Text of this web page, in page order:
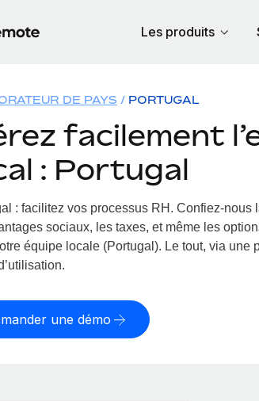
Les produits
DE PAYS PORTUGAL
facilement
: Portugal
: facilitez vos processus RH. Confiez-nous
sociaux, les taxes, et même les
équipe locale (Portugal). Le tout, via une
une démo